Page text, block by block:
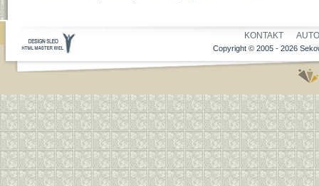
KONTAKT
Copyright © 2005 - 2026